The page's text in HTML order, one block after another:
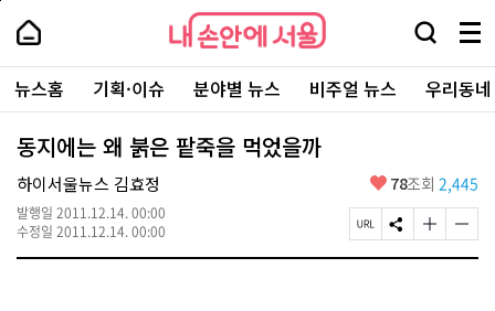
본
로
가
내
손
안
에
서
울
-
서
울
시
대
표
소
내
손
에
울
검
창
열
기
메
뉴
전
체
보
주
요
서
뉴스홈 기획·이슈 분야별 뉴스 비주얼 뉴스 우리동
동지에는 왜 붉은 팥죽을 먹었을까
하이서울뉴스 김효정
발행일 2011.12.14. 00:00
수정일 2011.12.14. 00:00
좋
요
78조회 2,445
페
이
S
N
글
자
글
자
페
상
단
로